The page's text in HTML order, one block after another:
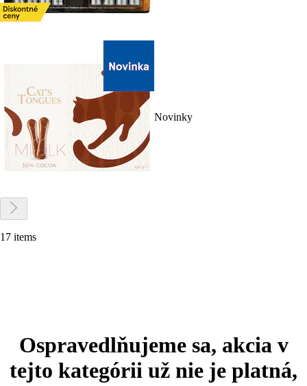
Novinky
17 items
Ospravedlňujeme sa, akcia v
tejto kategórii už nie je platná,